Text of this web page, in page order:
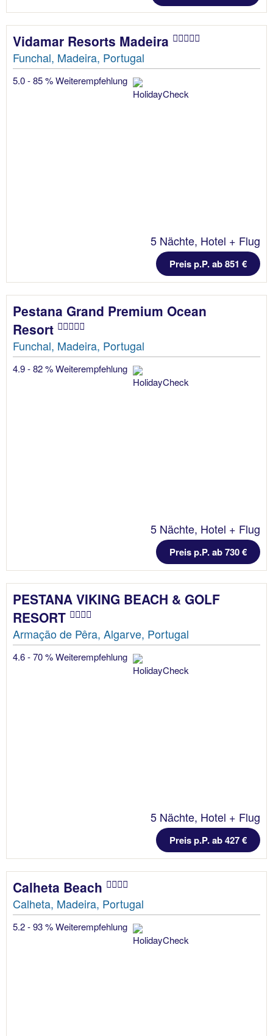
Vidamar Resorts Madeira
Funchal, Madeira, Portugal
5.0 - 85 % Weiterempfehlung
5 Nächte, Hotel + Flug
Preis p.P. ab 851 €
Pestana Grand Premium Ocean
Resort
Funchal, Madeira, Portugal
4.9 - 82 % Weiterempfehlung
5 Nächte, Hotel + Flug
Preis p.P. ab 730 €
PESTANA VIKING BEACH & GOLF
RESORT
Armação de Pêra, Algarve, Portugal
4.6 - 70 % Weiterempfehlung
5 Nächte, Hotel + Flug
Preis p.P. ab 427 €
Calheta Beach
Calheta, Madeira, Portugal
5.2 - 93 % Weiterempfehlung